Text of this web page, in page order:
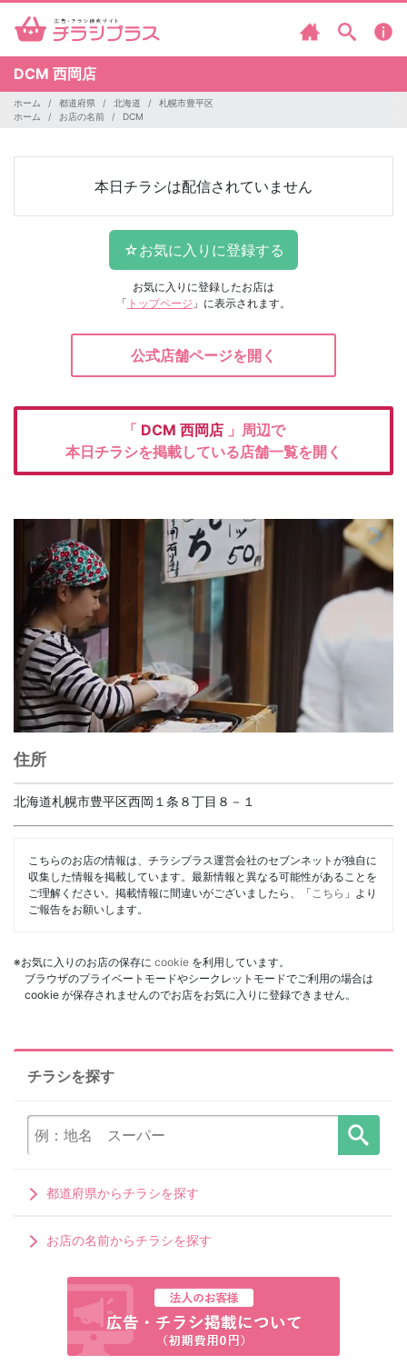
DCM 西岡店
ホーム 都道府県 北海道
札幌市豊平区
ホーム
お店の名前 DCM
本日チラシは配信されていません
お気に入りに登録したお店は
「 トップページ 」に表示されます。
公式店舗ページを開く
「 DCM 西岡店 」周辺で
本日チラシを掲載している店舗一覧を開く
住所
北海道札幌市豊平区西岡１条８丁目８－１
こちらのお店の情報は、チラシプラス運営会社のセブンネットが独自に
収集した情報を掲載しています。最新情報と異なる可能性があることを
ご理解ください。掲載情報に間違いがございましたら、「 こちら 」より
ご報告をお願いします。
※お気に入りのお店の保存に cookie を利用しています。
ブラウザのプライベートモードやシークレットモードでご利用の場合は
cookie が保存されませんのでお店をお気に入りに登録できません。
チラシを探す
都道府県からチラシを探す
お店の名前からチラシを探す